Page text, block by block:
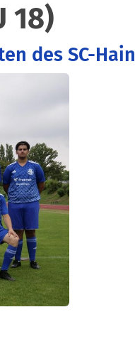
18)
des SC-